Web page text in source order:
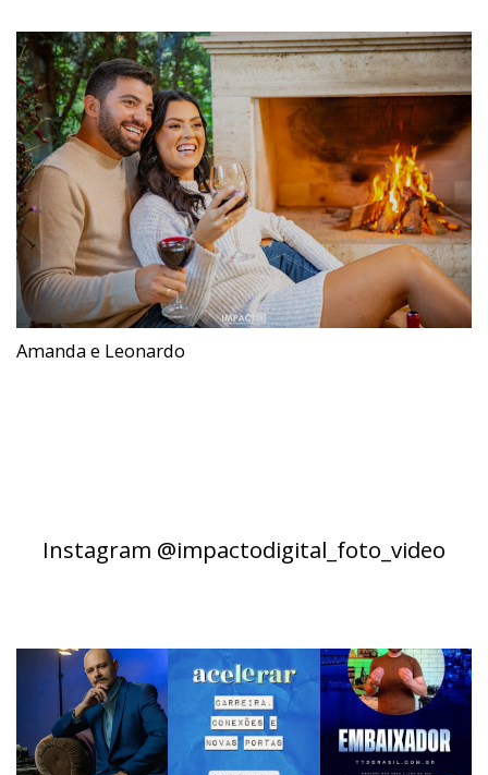
Amanda e Leonardo
Instagram @impactodigital_foto_video